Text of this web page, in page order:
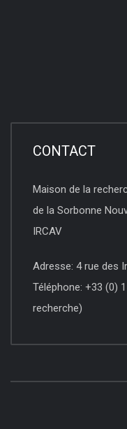
CONTACT
Maison de la
de la Sorbonne
IRCAV
Adresse: 4 rue des
Téléphone: +33 (0)
recherche)